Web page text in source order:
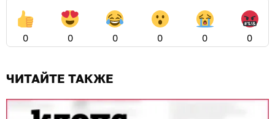
0 0 0 0 0 0
ЧИТАЙТЕ ТАКЖЕ